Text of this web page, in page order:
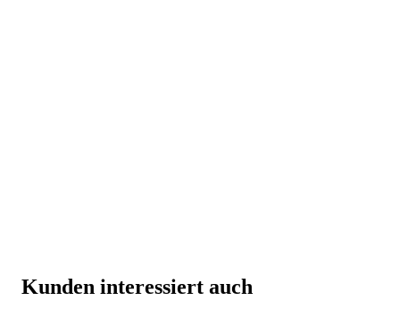
Kunden interessiert auch